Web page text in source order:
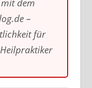
dem
–
für